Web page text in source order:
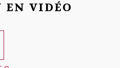
EN VIDÉO